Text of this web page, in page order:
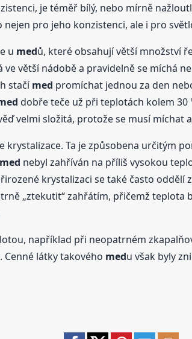
je téměř bílý, nebo mírně
pro jeho konzistenci, ale i pro
u medů, které obsahují větší množství
ve větší nádobě a pravidelně se míchá
stačímed promíchat jednou za den
dobře teče už při teplotách kolem 30
velmi složitá, protože se musí míchat
krystalizace. Ta je způsobena určitým
med nebyl zahříván na příliš vysokou
krystalizaci se také často oddělí z
„ztekutit“ zahřátím, přičemž teplota
například při neopatrném
látky takového medu však byly